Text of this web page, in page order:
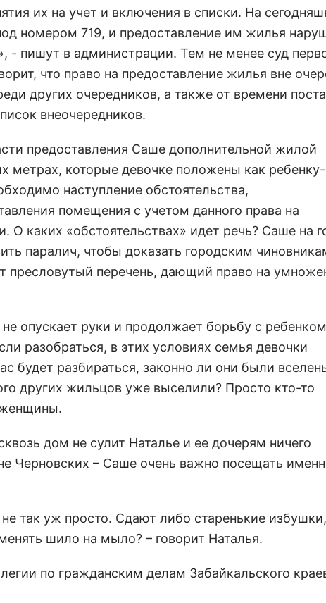
их на учет и включения в списки. На
номером 719, и предоставление им жилья
- пишут в администрации. Тем не менее суд
что право на предоставление жилья вне
других очередников, а также от времени
внеочередников.
предоставления Саше дополнительной жилой
метрах, которые девочке положены как ребенку-
наступление обстоятельства,
помещения с учетом данного права на
каких «обстоятельствах» идет речь? Саше на
паралич, чтобы доказать городским
пресловутый перечень, дающий право на
опускает руки и продолжает борьбу с
разобраться, в этих условиях семья девочки
будет разбираться, законно ли они были
других жильцов уже выселили? Просто кто-то
женщины.
дом не сулит Наталье и ее дочерям ничего
Черновских – Саше очень важно посещать
так уж просто. Сдают либо старенькие
шило на мыло? – говорит Наталья.
по гражданским делам Забайкальского